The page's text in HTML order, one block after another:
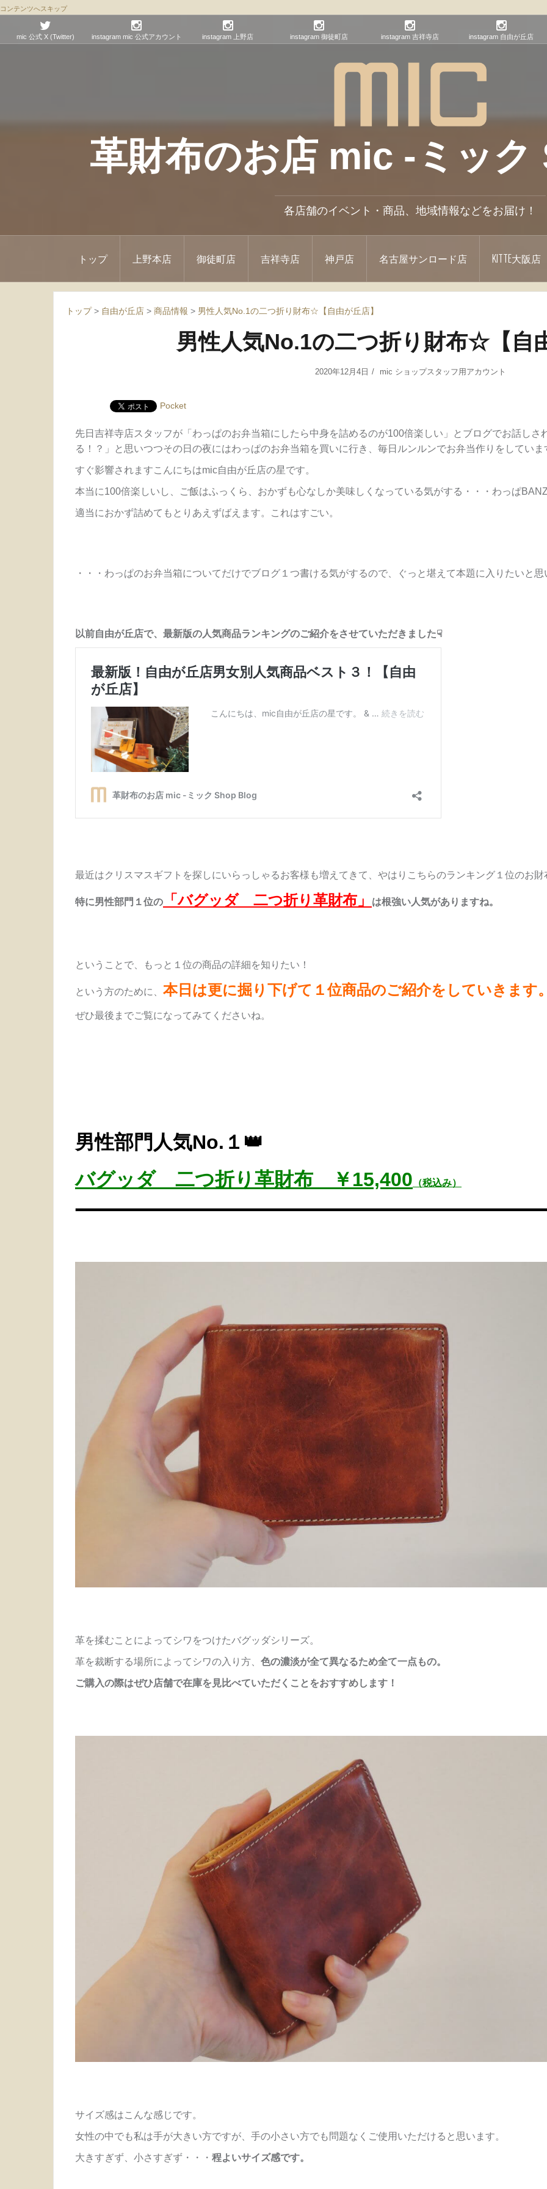
コンテンツへスキップ
mic 公式 X (Twitter) instagram mic 公式アカウント instagram 上野店 instagram 御徒町店 instagram 吉祥寺店 instagram 自由が丘店
革財布のお店 mic -ミッ
各店舗のイベント・商品、地域情報などをお届け！
トップ 上野本店 御徒町店 吉祥寺店 神戸店 名古屋サンロード店 KITTE大阪店
トップ> 自由が丘店 > 商品情報 > 男性人気No.1の二つ折り財布☆【自由が丘店】
男性人気No.1の二つ折り財布☆【自
2020年12月4日 mic ショップスタッフ用アカウント
Pocket
先日吉祥寺店スタッフが「わっぱのお弁当箱にしたら中身を詰めるのが100倍楽しい」とブログでお話し
る！？」と思いつつその日の夜にはわっぱのお弁当箱を買いに行き、毎日ルンルンでお弁当作りをしていま
すぐ影響されますこんにちはmic自由が丘店の星です。
本当に100倍楽しいし、ご飯はふっくら、おかずも心なしか美味しくなっている気がする・・・わっぱ
適当におかず詰めてもとりあえずばえます。これはすごい。
・・・わっぱのお弁当箱についてだけでブログ１つ書ける気がするので、ぐっと堪えて本題に入りたいと思
以前自由が丘店で、最新版の人気商品ランキングのご紹介をさせていただきました☟
最近はクリスマスギフトを探しにいらっしゃるお客様も増えてきて、やはりこちらのランキング１位のお
特に男性部門１位の 「バグッダ 二つ折り革財布」 は根強い人気がありますね。
ということで、もっと１位の商品の詳細を知りたい！
という方のために、 本日は更に掘り下げて１位商品のご紹介をしていきます
ぜひ最後までご覧になってみてくださいね。
男性部門人気No.１👑
バグッダ 二つ折り革財布 ￥15,400 （税込み）
革を揉むことによってシワをつけたバグッダシリーズ。
革を裁断する場所によってシワの入り方、 色の濃淡が全て異なるため全て一点もの。
ご購入の際はぜひ店舗で在庫を見比べていただくことをおすすめします！
サイズ感はこんな感じです。
女性の中でも私は手が大きい方ですが、手の小さい方でも問題なくご使用いただけると思います。
大きすぎず、小さすぎず・・・ 程よいサイズ感です。